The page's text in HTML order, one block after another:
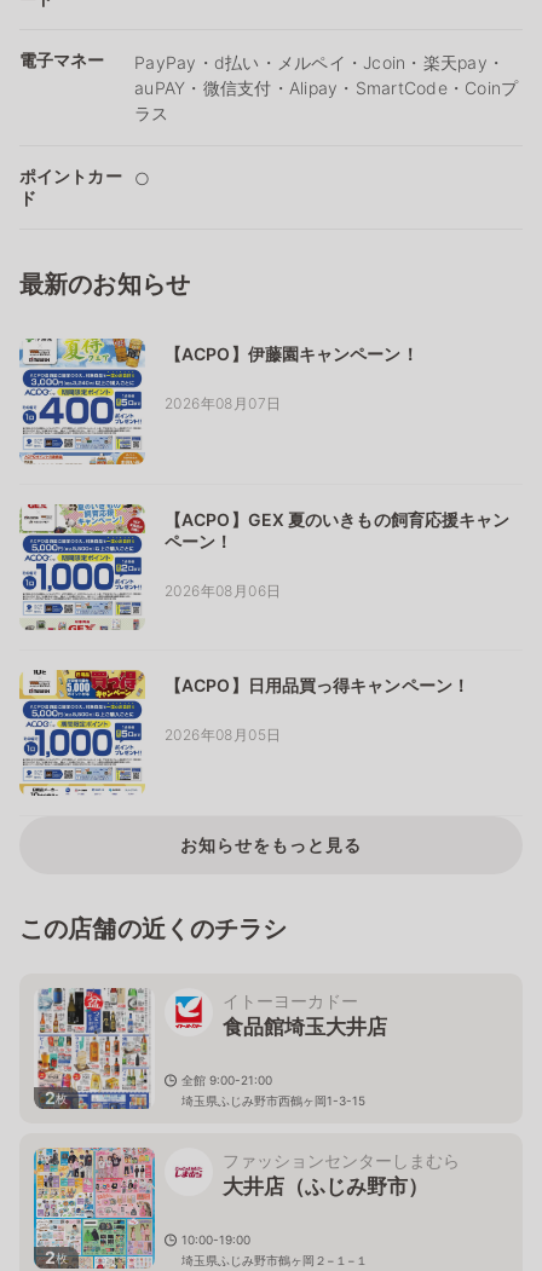
電子マネー
PayPay・d払い・メルペイ・Jcoin・楽天pay・
auPAY・微信支付・Alipay・SmartCode・Coinプ
ラス
ポイントカー
ド
○
最新のお知らせ
【ACPO】伊藤園キャンペーン！
2026年08月07日
【ACPO】GEX 夏のいきもの飼育応援キャン
ペーン！
2026年08月06日
【ACPO】日用品買っ得キャンペーン！
2026年08月05日
お知らせをもっと見る
この店舗の近くのチラシ
2枚
イトーヨーカドー
食品館埼玉大井店
全館 9:00-21:00
埼玉県ふじみ野市西鶴ヶ岡1-3-15
2枚
ファッションセンターしまむら
大井店（ふじみ野市）
10:00-19:00
埼玉県ふじみ野市鶴ヶ岡２−１−１